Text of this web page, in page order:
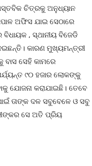
ଚିତ୍ରକୁ ଅନୁଧ୍ୟାନ
ଅଫିସ ଯାଇ ସେଠାରେ
, ସ୍ଥାନୀୟ ବିଜେଡି
କାରଣ ମୁଖ୍ୟମନ୍ତ୍ରୀ
ବାସ ସେହି କାମରେ
୯୦ ହଜାର ଲୋକଙ୍କୁ
ଯୋଜନା କରାଯାଇଛି। ତେବେ
ତାଙ୍କ ଦଳ ସବୁବେଳେ ଓ ସବୁ
ସେ ଅତି ପ୍ରିୟ